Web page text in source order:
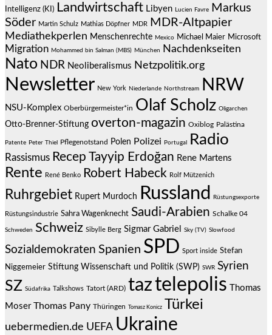
Intelligenz (KI) Landwirtschaft Libyen Lucien Favre
Markus
Söder Martin Schulz Mathias Döpfner MDR MDR-Altpapier
Mediathekperlen Menschenrechte Mexico Michael Maier Microsoft
Migration Mohammed bin Salman (MBS) München Nachdenkseiten
Nato NDR Neoliberalismus Netzpolitik.org
Newsletter New York Niederlande Northstream NRW
NSU-Komplex Oberbürgermeister*in Olaf Scholz Oligarchen
Otto-Brenner-Stiftung overton-magazin Oxiblog Palästina
Patente Peter Thiel Pflegenotstand Polen Polizei Portugal Radio
Rassismus Recep Tayyip Erdoğan Rene Martens
Rente René Benko Robert Habeck Rolf Mützenich
Ruhrgebiet Rupert Murdoch Russland Rüstungsexporte
Rüstungsindustrie Sahra Wagenknecht Saudi-Arabien Schalke 04
Schweden Schweiz Sibylle Berg Sigmar Gabriel Sky (TV) Slowfood
Sozialdemokraten Spanien SPD Sport inside Stefan
Niggemeier Stiftung Wissenschaft und Politik (SWP) SWR Syrien
SZ Südafrika Talkshows Tatort (ARD) taztelepolis
Thomas
Moser Thomas Pany Thüringen Tomasz Konicz Türkei
uebermedien.de UEFA Ukraine